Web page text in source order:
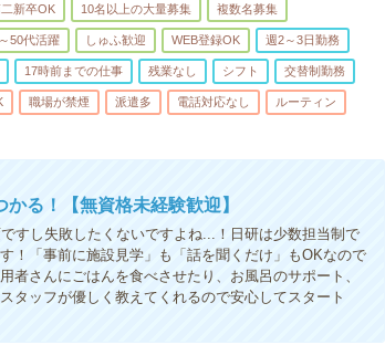
新卒OK 10名以上の大量募集 複数名募集
50代活躍 しゅふ歓迎 WEB登録OK 週2～3日勤務
17時前までの仕事 残業なし シフト 交替制勤務
職場が禁煙 派遣多 電話対応なし ルーティン
る！【無資格未経験歓迎】
すし失敗したくないですよね...！日研は少数担当制で
！「事前に施設見学」も「話を聞くだけ」もOKなので
さんにごはんを食べさせたり、お風呂のサポート、
タッフが優しく教えてくれるので安心してスタート